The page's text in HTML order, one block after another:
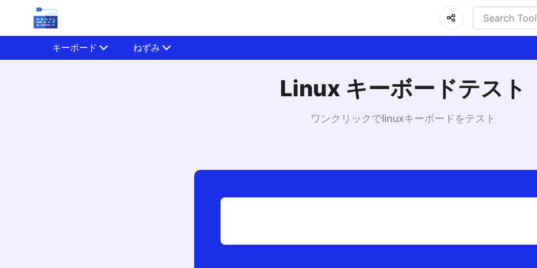
キーボード ねずみ
Linux キーボードテスト
ワンクリックでlinuxキーボードをテスト